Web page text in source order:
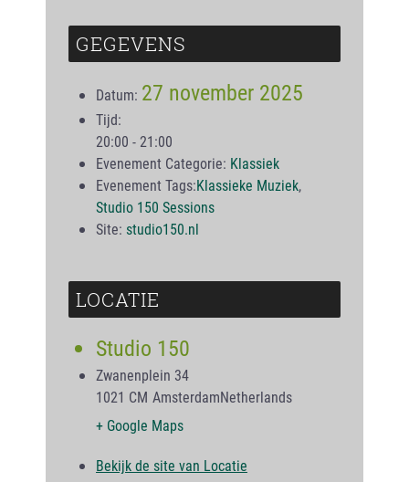
GEGEVENS
Datum: 27 november 2025
Tijd:
20:00 - 21:00
Evenement Categorie: Klassiek
Evenement Tags:Klassieke Muziek,
Studio 150 Sessions
Site: studio150.nl
LOCATIE
Studio 150
Zwanenplein 34
Amsterdam
1021 CM
Netherlands
+ Google Maps
Bekijk de site van Locatie